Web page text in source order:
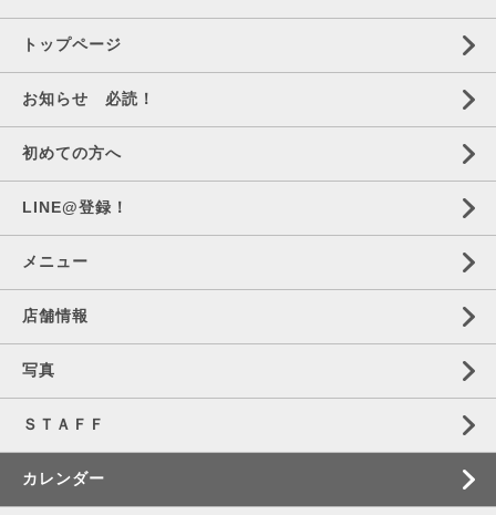
トップページ
お知らせ 必読！
初めての方へ
LINE@登録！
メニュー
店舗情報
写真
ＳＴＡＦＦ
カレンダー